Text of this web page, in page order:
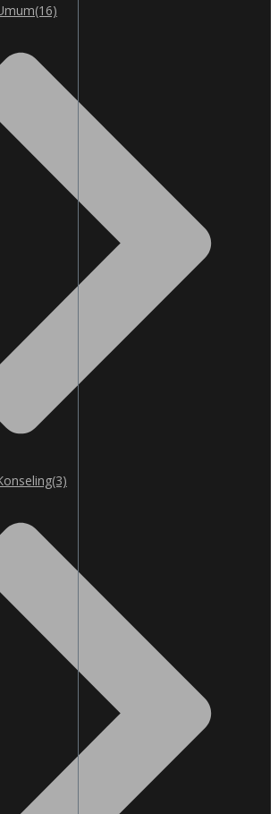
(16)
(3)